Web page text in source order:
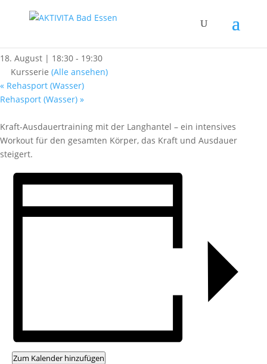
« Alle Kurse
18. August | 18:30 - 19:30
Kursserie (Alle ansehen)
« Rehasport (Wasser)
Rehasport (Wasser) »
Kraft-Ausdauertraining mit der Langhantel – ein intensives
Workout für den gesamten Körper, das Kraft und Ausdauer
steigert.
Zum Kalender hinzufügen